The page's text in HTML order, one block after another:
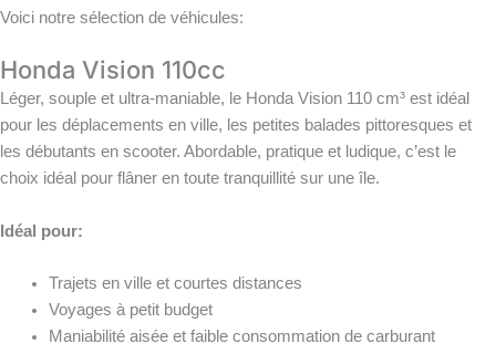
Voici notre sélection de véhicules:
Honda Vision 110cc
Léger, souple et ultra-maniable, le Honda Vision 110 cm³ est idéal
pour les déplacements en ville, les petites balades pittoresques et
les débutants en scooter. Abordable, pratique et ludique, c’est le
choix idéal pour flâner en toute tranquillité sur une île.
Idéal pour:
Trajets en ville et courtes distances
Voyages à petit budget
Maniabilité aisée et faible consommation de carburant